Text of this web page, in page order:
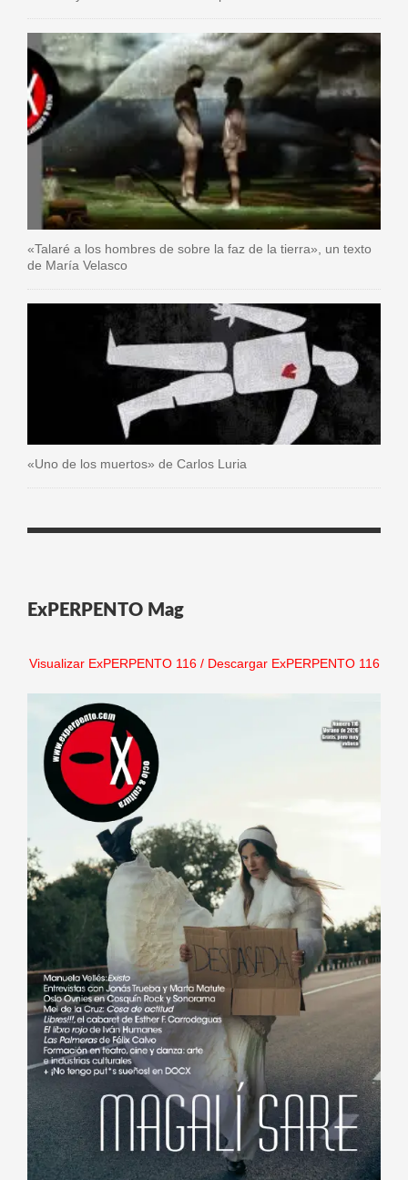
«Talaré a los hombres de sobre la faz de la tierra», un texto
de María Velasco
«Uno de los muertos» de Carlos Luria
ExPERPENTO Mag
Visualizar ExPERPENTO 116/ Descargar ExPERPENTO 116